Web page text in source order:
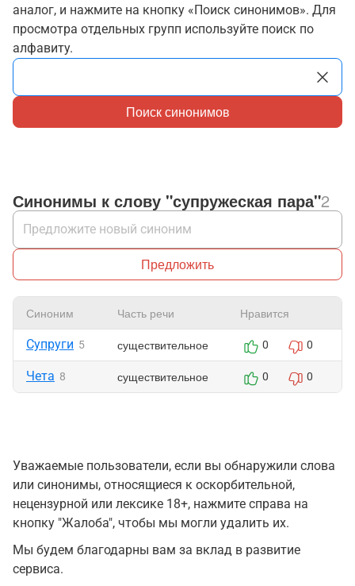
аналог, и нажмите на кнопку «Поиск синонимов». Для
просмотра отдельных групп используйте поиск по
алфавиту.
Поиск синонимов
Синонимы к слову "супружеская пара"2
Предложить
Синоним Часть речи Нравится
Супруги 5 существительное 0 0
Чета 8 существительное 0 0
Уважаемые пользователи, если вы обнаружили слова
или синонимы, относящиеся к оскорбительной,
нецензурной или лексике 18+, нажмите справа на
кнопку "Жалоба", чтобы мы могли удалить их.
Мы будем благодарны вам за вклад в развитие
сервиса.